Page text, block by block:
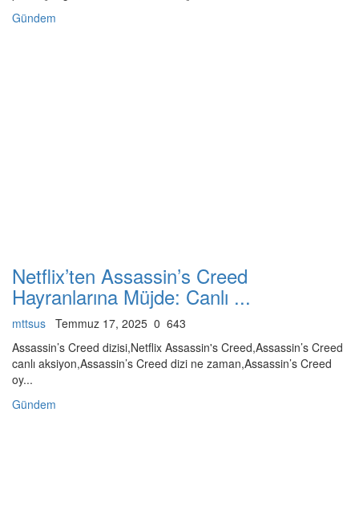
Gündem
Netflix’ten Assassin’s Creed
Hayranlarına Müjde: Canlı ...
mttsus Temmuz 17, 2025 0 643
Assassin’s Creed dizisi,Netflix Assassin's Creed,Assassin’s Creed
canlı aksiyon,Assassin’s Creed dizi ne zaman,Assassin’s Creed
oy...
Gündem